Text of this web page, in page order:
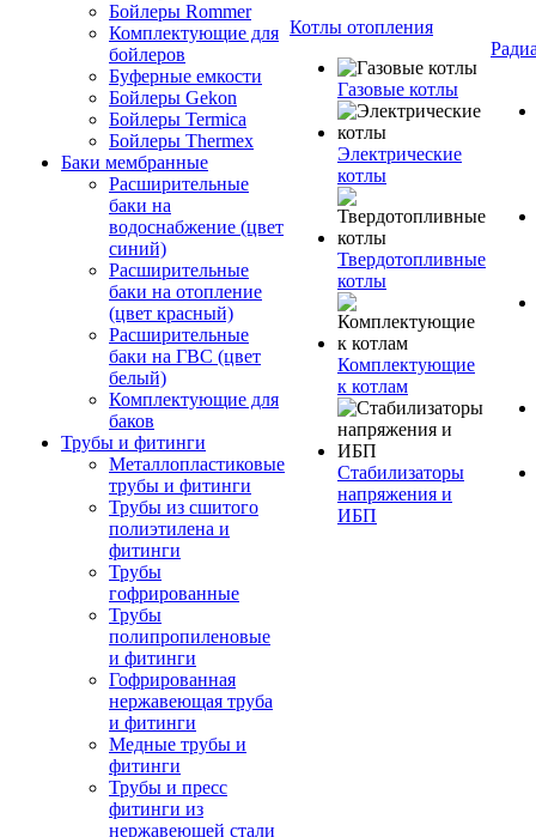
Бойлеры Rommer
Комплектующие для
бойлеров
Буферные емкости
Бойлеры Gekon
Бойлеры Termica
Бойлеры Thermex
Баки мембранные
Расширительные
баки на
водоснабжение (цвет
синий)
Расширительные
баки на отопление
(цвет красный)
Расширительные
баки на ГВС (цвет
белый)
Комплектующие для
баков
Трубы и фитинги
Металлопластиковые
трубы и фитинги
Трубы из сшитого
полиэтилена и
фитинги
Трубы
гофрированные
Трубы
полипропиленовые
и фитинги
Гофрированная
нержавеющая труба
и фитинги
Медные трубы и
фитинги
Трубы и пресс
фитинги из
нержавеющей стали
Котлы отопления
Газовые котлы
Электрические
котлы
Твердотопливные
котлы
Комплектующие
к котлам
Стабилизаторы
напряжения и
ИБП